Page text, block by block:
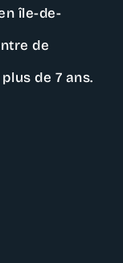
île-de-
de
de 7 ans.